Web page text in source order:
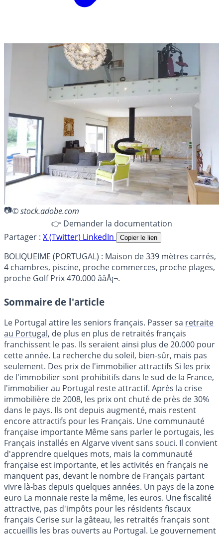
© stock.adobe.com
👉 Demander la documentation
Partager : X (Twitter) LinkedIn Copier le lien
BOLIQUEIME (PORTUGAL) : Maison de 339 mètres carrés,
4 chambres, piscine, proche commerces, proche plages,
proche Golf Prix 470.000 ââÅ¡¬.
Sommaire de l'article
Le Portugal attire les seniors français. Passer sa retraite
au Portugal, de plus en plus de retraités français
franchissent le pas. Ils seraient ainsi plus de 20.000 pour
cette année. La recherche du soleil, bien-sûr, mais pas
seulement. Des prix de l'immobilier attractifs Si les prix
de l'immobilier sont prohibitifs dans le sud de la France,
l'immobilier au Portugal reste attractif. Après la crise
immobilière de 2008, les prix ont chuté de près de 30%
dans le pays. Ils ont depuis augmenté, mais restent
encore attractifs pour les Français. Une communauté
française importante Même sans parler le portugais, les
Français installés en Algarve vivent sans souci. Il convient
d'apprendre quelques mots, mais la communauté
française est importante, et les activités en français ne
manquent pas, devant le nombre de Français partant
vivre là-bas depuis quelques années. Un pays de la zone
euro La monnaie reste la même, les euros. Une fiscalité
attractive, pas d'impôts pour les résidents fiscaux
français Cerise sur la gâteau, les retraités français sont
accueillis les bras ouverts au Portugal. Le gouvernement